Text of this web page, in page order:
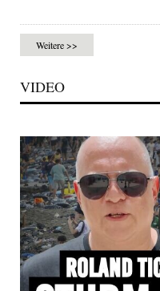
Weitere >>
VIDEO